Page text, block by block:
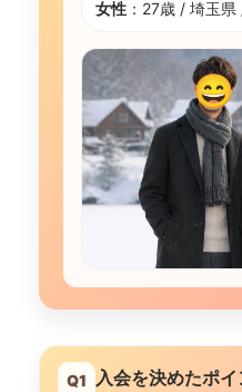
女性：27歳 / 埼玉県
Q1 入会を決めたポ